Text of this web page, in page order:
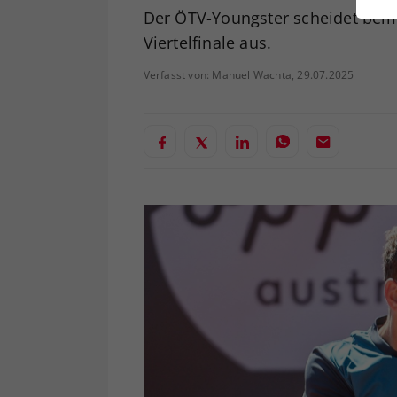
Der ÖTV-Youngster scheidet
Viertelfinale aus.
Verfasst von: Manuel Wachta, 29.07.2025